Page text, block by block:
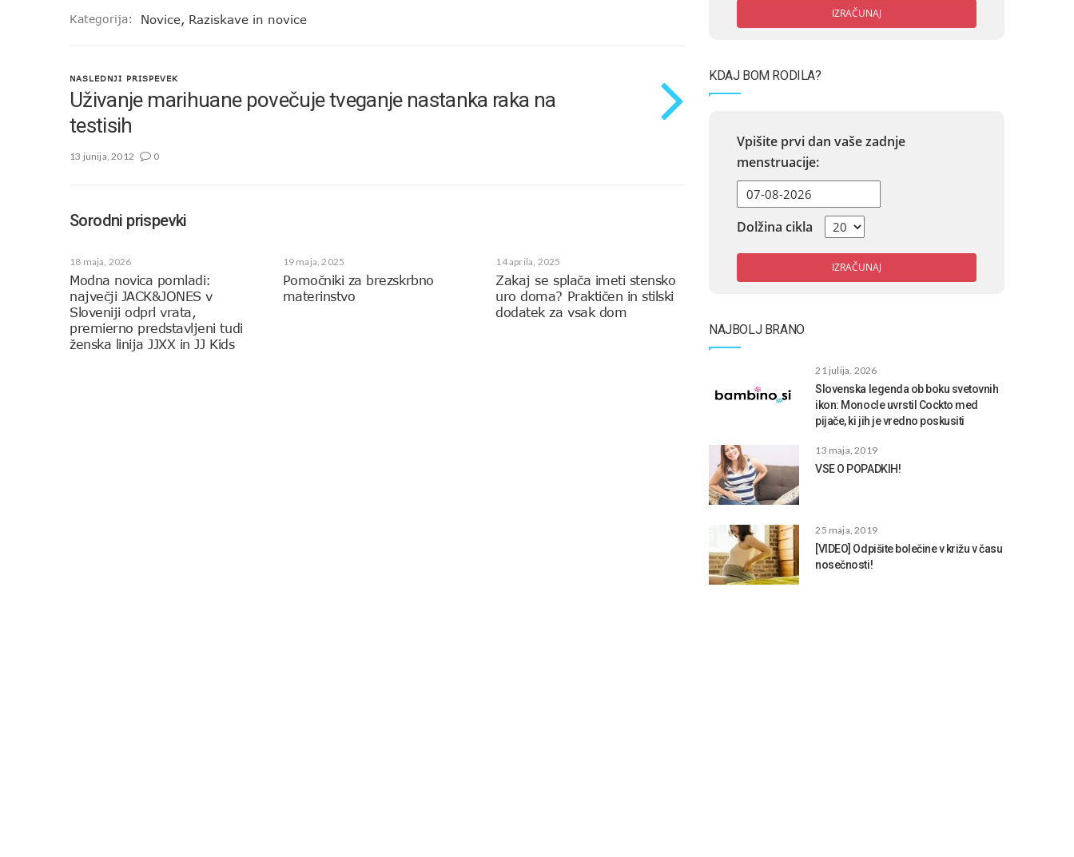
Kategorija: Novice, Raziskave in novice
NASLEDNJI PRISPEVEK
Uživanje marihuane povečuje tveganje nastanka raka na
testisih
13 junija, 2012 0
Sorodni prispevki
18 maja, 2026
Modna novica pomladi:
največji JACK&JONES v
Sloveniji odprl vrata,
premierno predstavljeni tudi
ženska linija JJXX in JJ Kids
19 maja, 2025
Pomočniki za brezskrbno
materinstvo
14 aprila, 2025
Zakaj se splača imeti stensko
uro doma? Praktičen in stilski
dodatek za vsak dom
IZRAČUNAJ
KDAJ BOM RODILA?
Vpišite prvi dan vaše zadnje
menstruacije:
Dolžina cikla
IZRAČUNAJ
NAJBOLJ BRANO
21 julija, 2026
Slovenska legenda ob boku svetovnih
ikon: Monocle uvrstil Cockto med
pijače, ki jih je vredno poskusiti
13 maja, 2019
VSE O POPADKIH!
25 maja, 2019
[VIDEO] Odpišite bolečine v križu v času
nosečnosti!